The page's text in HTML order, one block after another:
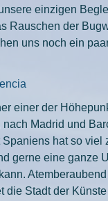
einzigen
Rauschen der
uns noch ein
einer der
Madrid und
hat so viel
gerne eine ganze
die Stadt der Künste